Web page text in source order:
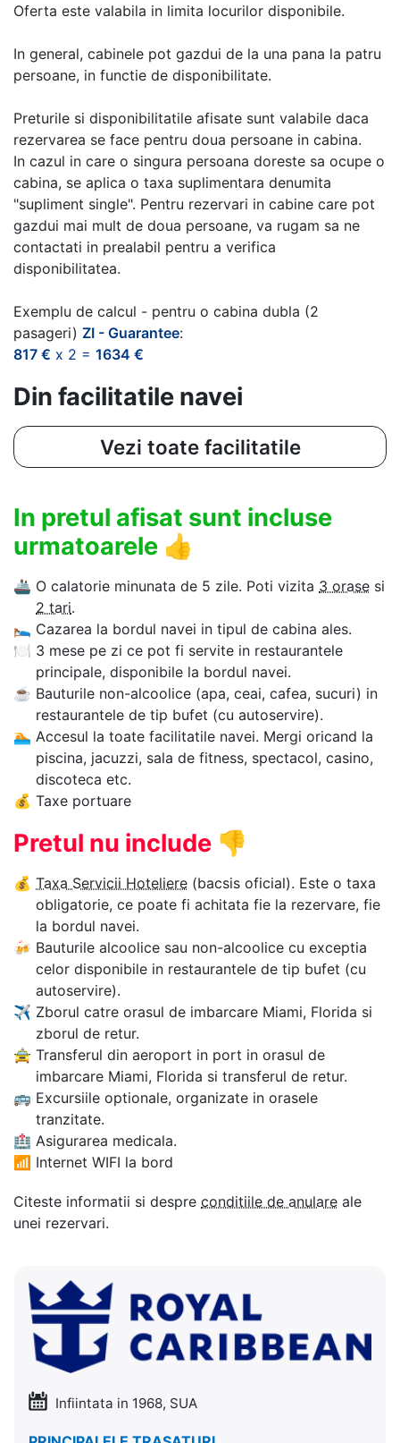
Oferta este valabila in limita locurilor disponibile.
In general, cabinele pot gazdui de la una pana la patru
persoane, in functie de disponibilitate.
Preturile si disponibilitatile afisate sunt valabile daca
rezervarea se face pentru doua persoane in cabina.
In cazul in care o singura persoana doreste sa ocupe o
cabina, se aplica o taxa suplimentara denumita
"supliment single". Pentru rezervari in cabine care pot
gazdui mai mult de doua persoane, va rugam sa ne
contactati in prealabil pentru a verifica
disponibilitatea.
Exemplu de calcul - pentru o cabina dubla (2
pasageri) ZI - Guarantee:
817 € x 2 = 1634 €
Din facilitatile navei
Vezi toate facilitatile
In pretul afisat sunt incluse
urmatoarele 👍
🚢 O calatorie minunata de 5 zile. Poti vizita 3 orase si
2 tari.
🛌 Cazarea la bordul navei in tipul de cabina ales.
🍽 3 mese pe zi ce pot fi servite in restaurantele
principale, disponibile la bordul navei.
☕ Bauturile non-alcoolice (apa, ceai, cafea, sucuri) in
restaurantele de tip bufet (cu autoservire).
🏊‍ Accesul la toate facilitatile navei. Mergi oricand la
piscina, jacuzzi, sala de fitness, spectacol, casino,
discoteca etc.
💰 Taxe portuare
Pretul nu include 👎
💰 Taxa Servicii Hoteliere (bacsis oficial). Este o taxa
obligatorie, ce poate fi achitata fie la rezervare, fie
la bordul navei.
🍻 Bauturile alcoolice sau non-alcoolice cu exceptia
celor disponibile in restaurantele de tip bufet (cu
autoservire).
✈ Zborul catre orasul de imbarcare Miami, Florida si
zborul de retur.
🚖 Transferul din aeroport in port in orasul de
imbarcare Miami, Florida si transferul de retur.
🚌 Excursiile optionale, organizate in orasele
tranzitate.
🏥 Asigurarea medicala.
📶 Internet WIFI la bord
Citeste informatii si despre conditiile de anulare ale
unei rezervari.
Infiintata in 1968, SUA